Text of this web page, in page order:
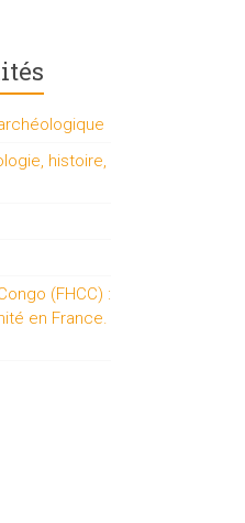
histoire,
(FHCC) :
en France.